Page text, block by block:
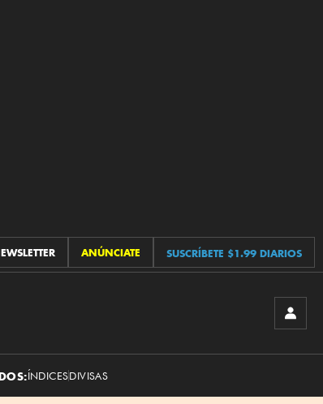
ANÚNCIATE SUSCRÍBETE $1.99 DIARIOS
ÍNDICESDIVISAS